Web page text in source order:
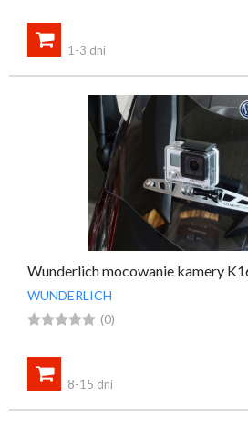

1-3 dni
Wunderlich mocowanie kamery
WUNDERLICH
 (0)

8-15 dni